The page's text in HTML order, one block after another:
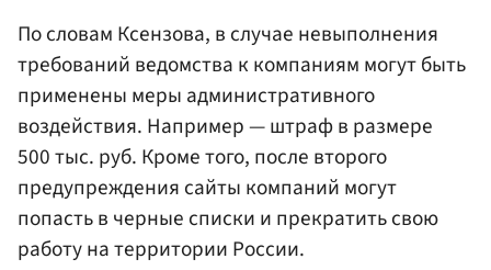
По словам Ксензова, в случае невыполнения
требований ведомства к компаниям могут быть
применены меры административного
воздействия. Например — штраф в размере
500 тыс. руб. Кроме того, после второго
предупреждения сайты компаний могут
попасть в черные списки и прекратить свою
работу на территории России.